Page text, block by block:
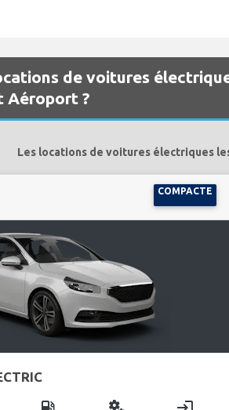
de voitures
Aéroport ?
Les locations de voitures électriques
COMPACTE